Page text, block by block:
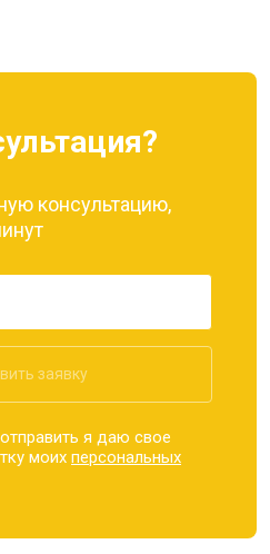
консультацию,
заявку
я даю свое
моихперсональных